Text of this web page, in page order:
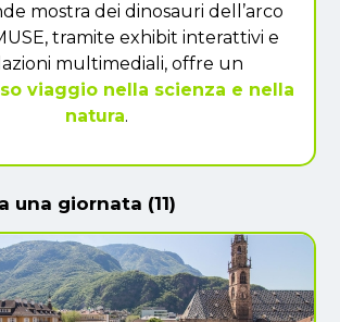
mostra dei dinosauri dell’arco
tramite exhibit interattivi e
multimediali, offre un
viaggio nella scienza e nella
natura.
una giornata (11)